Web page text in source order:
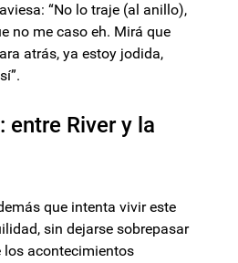
“No lo traje (al anillo),
no me caso eh. Mirá que
atrás, ya estoy jodida,
entre River y la
que intenta vivir este
sin dejarse sobrepasar
los acontecimientos